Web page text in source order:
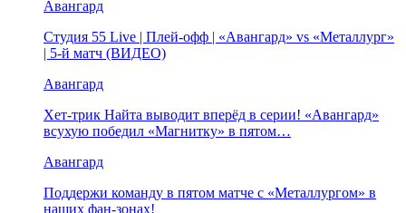
Авангард
Студия 55 Live | Плей-офф | «Авангард» vs «Металлург»
| 5-й матч (ВИДЕО)
Авангард
Хет-трик Найта выводит вперёд в серии! «Авангард»
всухую победил «Магнитку» в пятом…
Авангард
Поддержи команду в пятом матче с «Металлургом» в
наших фан-зонах!